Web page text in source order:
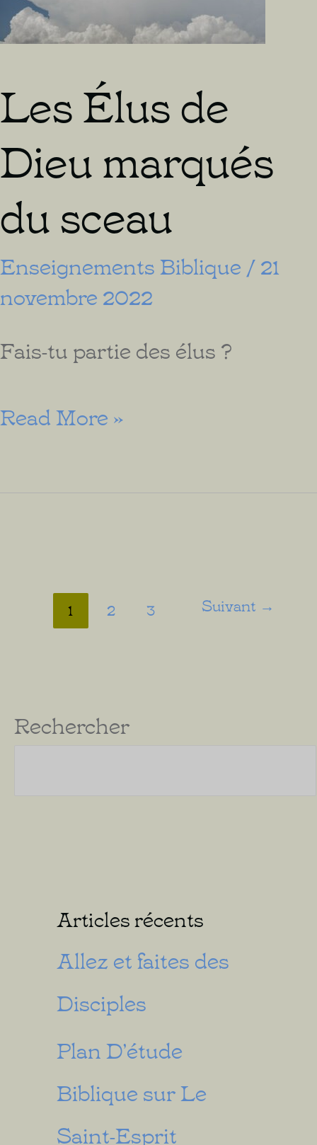
Les Élus de
Dieu marqués
du sceau
Enseignements Biblique /21
novembre 2022
Fais-tu partie des élus ?
Les
sceau
Read More »
1 2 3 Suivant →
Rechercher
Articles récents
Allez et faites des
Disciples
Plan D’étude
Biblique sur Le
Saint-Esprit